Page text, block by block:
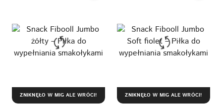
ZNIKNĘŁO W MIG ALE WRÓCI! ZNIKNĘŁO W MIG ALE WRÓCI!